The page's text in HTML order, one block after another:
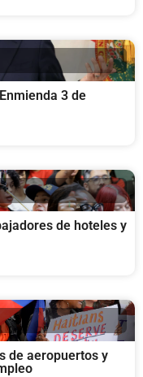
3 de
de hoteles y
de aeropuertos y